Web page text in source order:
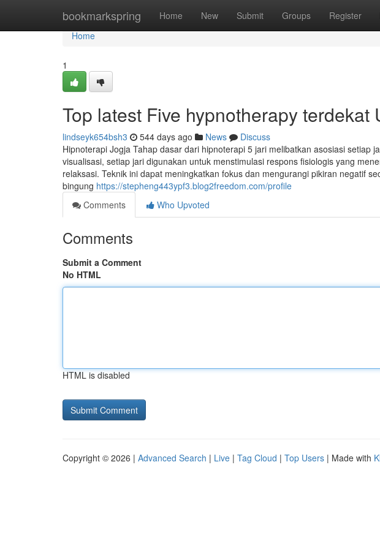
bookmarkspring Home New Submit Groups Register
Home
Home
1
Top latest Five hypnotherapy terdekat
lindseyk654bsh3 544 days ago News
Discuss
Hipnoterapi Jogja Tahap dasar dari hipnoterapi 5 jari melibatkan asosiasi setiap
visualisasi, setiap jari digunakan untuk menstimulasi respons fisiologis yang
relaksasi. Teknik ini dapat meningkatkan fokus dan mengurangi pikiran negatif
bingung https://stepheng443ypf3.blog2freedom.com/profile
Comments
Who Upvoted
Comments
Submit a Comment
No HTML
HTML is disabled
Copyright © 2026 | Advanced Search | Live | Tag Cloud | Top Users | Made with